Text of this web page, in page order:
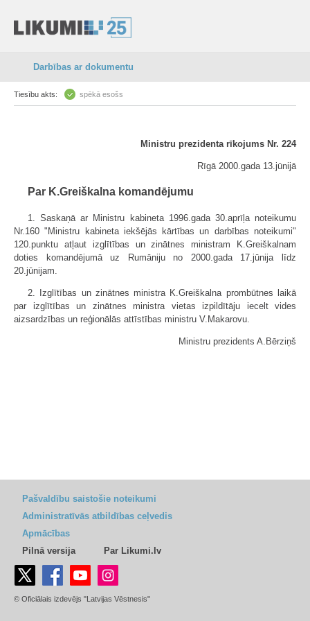
Darbības ar dokumentu
Tiesību akts: spēkā esošs
Ministru prezidenta rīkojums Nr. 224
Rīgā 2000.gada 13.jūnijā
Par K.Greiškalna komandējumu
1. Saskaņā ar Ministru kabineta 1996.gada 30.aprīļa noteikumu
Nr.160 "Ministru kabineta iekšējās kārtības un darbības noteikumi"
120.punktu atļaut izglītības un zinātnes ministram K.Greiškalnam
doties komandējumā uz Rumāniju no 2000.gada 17.jūnija līdz
20.jūnijam.
2. Izglītības un zinātnes ministra K.Greiškalna prombūtnes laikā
par izglītības un zinātnes ministra vietas izpildītāju iecelt vides
aizsardzības un reģionālās attīstības ministru V.Makarovu.
Ministru prezidents A.Bērziņš
Pašvaldību saistošie noteikumi
Administratīvās atbildības ceļvedis
Apmācības
Pilnā versija
Par Likumi.lv
© Oficiālais izdevējs "Latvijas Vēstnesis"